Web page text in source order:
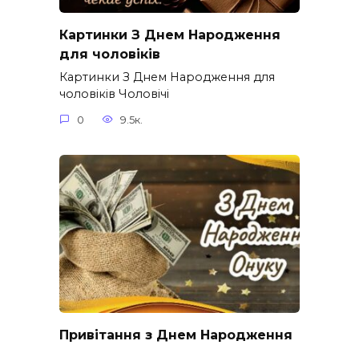
Картинки З Днем Народження
для чоловіків​
Картинки З Днем Народження для
чоловіків​ Чоловічі
0 9.5к.
Привітання з Днем Народження